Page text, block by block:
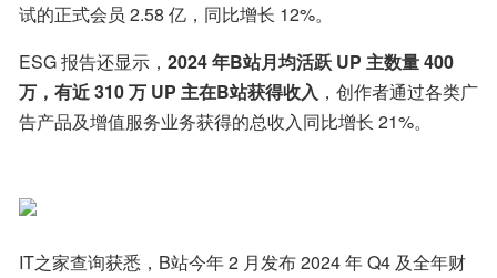
试的正式会员 2.58 亿，同比增长 12%。
ESG 报告还显示， 2024 年B站月均活跃 UP 主数量 400
万，有近 310 万 UP 主在B站获得收入 ，创作者通过各类广
告产品及增值服务业务获得的总收入同比增长 21%。
IT之家查询获悉，B站今年 2 月发布 2024 年 Q4 及全年财